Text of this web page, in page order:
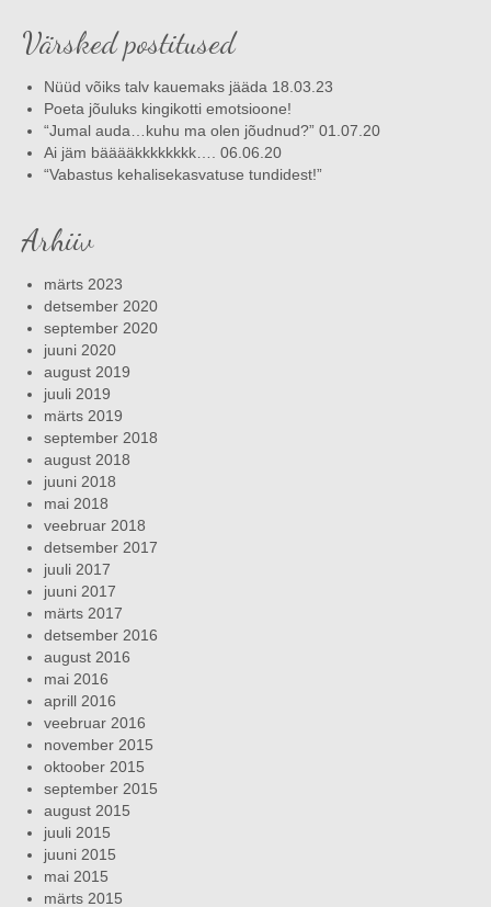
Värsked postitused
Nüüd võiks talv kauemaks jääda 18.03.23
Poeta jõuluks kingikotti emotsioone!
“Jumal auda…kuhu ma olen jõudnud?” 01.07.20
Ai jäm bääääkkkkkkkk…. 06.06.20
“Vabastus kehalisekasvatuse tundidest!”
Arhiiv
märts 2023
detsember 2020
september 2020
juuni 2020
august 2019
juuli 2019
märts 2019
september 2018
august 2018
juuni 2018
mai 2018
veebruar 2018
detsember 2017
juuli 2017
juuni 2017
märts 2017
detsember 2016
august 2016
mai 2016
aprill 2016
veebruar 2016
november 2015
oktoober 2015
september 2015
august 2015
juuli 2015
juuni 2015
mai 2015
märts 2015